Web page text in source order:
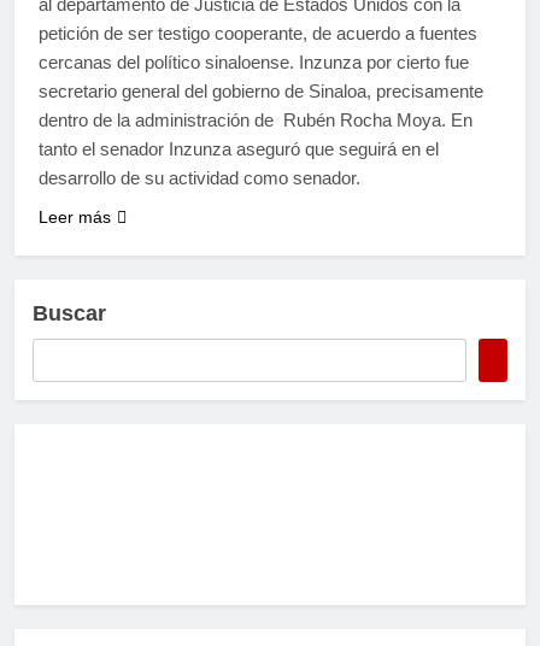
petición de ser testigo cooperante, de acuerdo a fuentes
cercanas del político sinaloense. Inzunza por cierto fue
secretario general del gobierno de Sinaloa, precisamente
dentro de la administración de Rubén Rocha Moya. En
tanto el senador Inzunza aseguró que seguirá en el
desarrollo de su actividad como senador.
Leer más
Buscar